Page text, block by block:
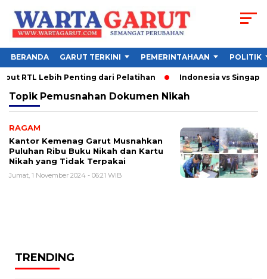
BERANDA GARUT TERKINI PEMERINTAHAAN POLITIK
RTL Lebih Penting dari Pelatihan Indonesia vs
Topik Pemusnahan Dokumen Nikah
RAGAM
Kantor Kemenag Garut Musnahkan
Puluhan Ribu Buku Nikah dan Kartu
Nikah yang Tidak Terpakai
Jumat, 1 November 2024 - 06:21 WIB
TRENDING